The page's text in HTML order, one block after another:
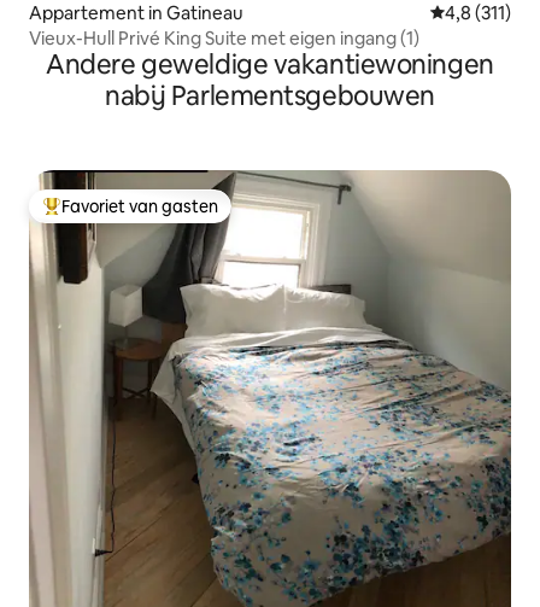
Appartement in Gatineau Gemiddelde
4,8 (311)
Vieux-Hull Privé King Suite met eigen ingang (1)
Andere geweldige vakantiewoningen
nabij Parlementsgebouwen
Topfavoriet van gasten
Favoriet van gasten